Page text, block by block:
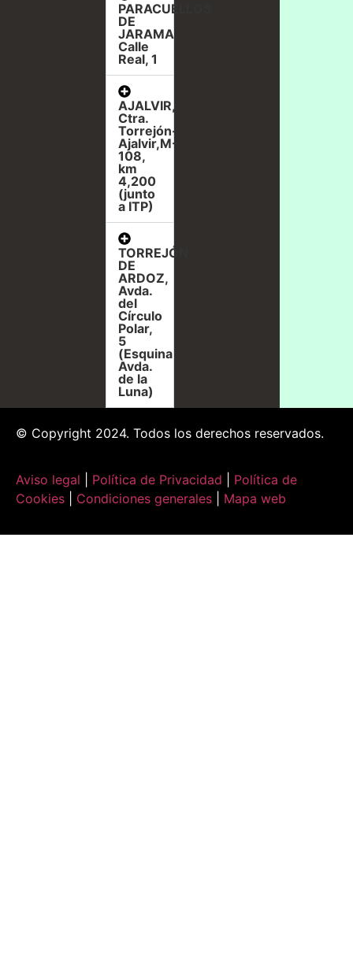
PARACUELLOS
DE
JARAMA,
Calle
Real, 1
AJALVIR,
Ctra.
Torrejón-
Ajalvir,M-
108,
km
4,200
(junto
a ITP)
TORREJÓN
DE
ARDOZ,
Avda.
del
Círculo
Polar,
5
(Esquina
Avda.
de la
Luna)
© Copyright 2024. Todos los derechos reservados.
Aviso legal Política de Privacidad
Política de
Cookies
Condiciones generales Mapa web